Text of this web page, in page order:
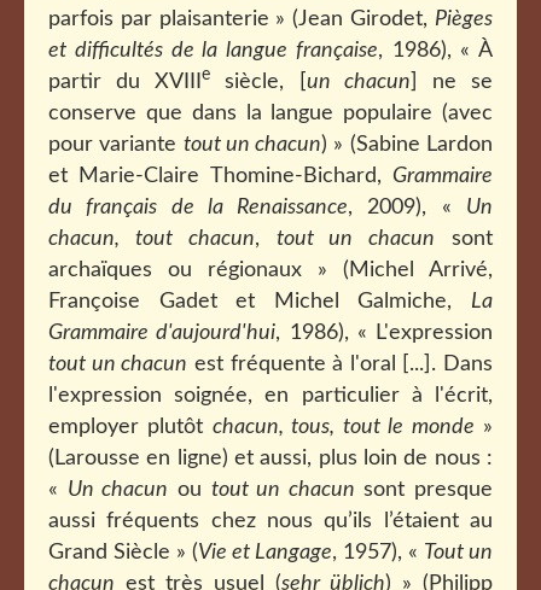
parfois par plaisanterie » (Jean Girodet, Pièges
et difficultés de la langue française, 1986), « À
partir du XVIIIe siècle, [ un chacun ] ne se
conserve que dans la langue populaire (avec
pour variante tout un chacun) » (Sabine Lardon
et Marie-Claire Thomine-Bichard, Grammaire
du français de la Renaissance, 2009), « Un
chacun, tout chacun, tout un chacun sont
archaïques ou régionaux » (Michel Arrivé,
Françoise Gadet et Michel Galmiche, La
Grammaire d'aujourd'hui, 1986), « L'expression
tout un chacun est fréquente à l'oral [...]. Dans
l'expression soignée, en particulier à l'écrit,
employer plutôt chacun, tous, tout le monde »
(Larousse en ligne) et aussi, plus loin de nous :
« Un chacun ou tout un chacun sont presque
aussi fréquents chez nous qu’ils l’étaient au
Grand Siècle » (Vie et Langage, 1957), « Tout un
chacun est très usuel (sehr üblich) » (Philipp